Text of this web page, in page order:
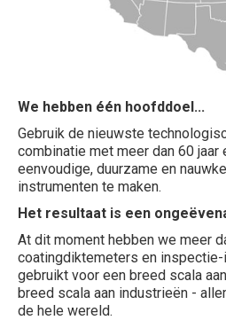
We hebben één hoofddoel...
Gebruik de nieuwste
combinatie met meer dan 60
eenvoudige, duurzame en
instrumenten te maken.
Het resultaat is een
At dit moment hebben we meer
coatingdiktemeters en
gebruikt voor een breed scala
breed scala aan industrieën -
de hele wereld.